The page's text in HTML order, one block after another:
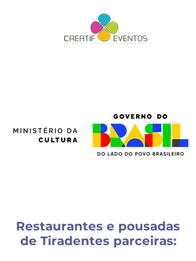
Restaurantes e pousadas
de Tiradentes parceiras: